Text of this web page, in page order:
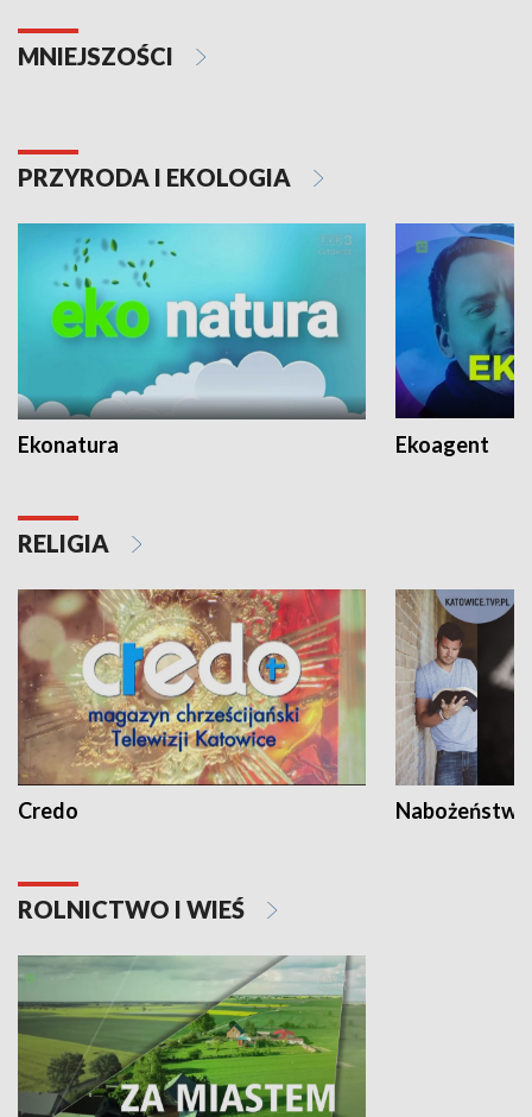
MNIEJSZOŚCI
PRZYRODA I EKOLOGIA
Ekonatura Ekoagent
RELIGIA
Credo
ROLNICTWO I WIEŚ